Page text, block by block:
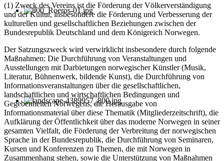
(1) Zweck des Vereins ist die Förderung der Völkerverständigung
und der Kultur, insbesondere die Förderung und Verbesserung der
kulturellen und gesellschaftlichen Beziehungen zwischen der
Bundesrepublik Deutschland und dem Königreich Norwegen.
Der Satzungszweck wird verwirklicht insbesondere durch folgende
Maßnahmen: Die Durchführung von Veranstaltungen und
Ausstellungen mit Darbietungen norwegischer Künstler (Musik,
Literatur, Bühnenwerk, bildende Kunst), die Durchführung von
Informationsveranstaltungen über die gesellschaftlichen,
landschaftlichen und wirtschaftlichen Bedingungen und
Gegebenheiten Norwegens, die Herausgabe von
Informationsmaterial über diese Thematik (Mitgliederzeitschrift), die
Aufklärung der Öffentlichkeit über das moderne Norwegen in seiner
gesamten Vielfalt, die Förderung der Verbreitung der norwegischen
Sprache in der Bundesrepublik, die Durchführung von Seminaren,
Kursen und Konferenzen zu Themen, die mit Norwegen in
Zusammenhang stehen, sowie die Unterstützung von Maßnahmen